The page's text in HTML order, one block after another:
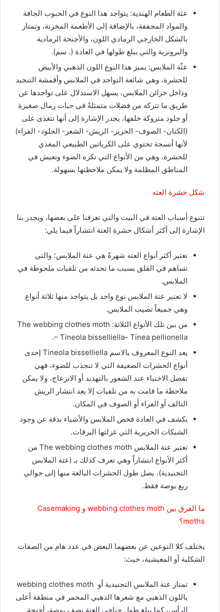
عثة الطعام الهندية: يتواجد هذا النوع في الحبوب الجافة
والمواد المجففة، بالإضافة إلى الأطعمة المخزنة، وتمتاز
بالشكل الخارجي الرمادي اللون، والأجنحة الرمادية
والبرونزية والتي يبلغ طولها في العادة (. سم).
عثّة الملابس: يميز هذا النوع اللون الذهبي والأبيض
للحشرة، وهي شائعة التواجد في الملابس وأقمشة التنجيد
وداخل خزائن الملابس، يسهل الاستدلال على تواجدها عن
طريق ما تتركه من فضلات متمثلةً في حبات رمال صغيرة
أو جلود متروكة خلفها، يجدر الإشارة إلى أنها تتغذى على
(الكتان- الصوف- الحرير- الريش- الشعر- الجلود- الفراء)
لأنها أنسجة تحتوي على الكرياتين الطبيعي المغذي
للحشرة، وهي من الأنواع التي تكره الضوء وتعيش في
المناطق المظلمة ولا يمكن ملاحظتها بسهولة.
شكل حشرة العته
تتنوع أسباب العته في البيت والتي تعرفنا على بعضها، ويجدر بنا
الإشارة إلى أكثر أشكال حشرة العتة انتشاراً فيما يلي:
تعتبر أكثر أنواع العته شهرةً هي عتة الملابس؛ والتي
تساهم في القلق بسبب ما تحدثه من تلفيات ملحوظة في
الملابس.
لا تعتبر عتة الملابس نوع واحد بل يتواجد منها ثلاثة أنواع
وهي جميعاً تصيب الملابس.
من بين تلك الأنواع الثلاثة: The webbing clothes moth
– Tineola bisselliella- Tinea pellionella.
يعد النوع المعروف بالاسم Tineola bisselliella إحدى
أنواع الحشرات الضعيفة التي لا تنجذب للضوء، فهي
تفضل الاختباء عند الشعور بالتهديد أو الانزعاج، ولا يمكن
ملاحظة ما قامت به من تلفيات إلا بعد انتشار الريش
التالف أو الفراء أو الصوف في المكان.
يكشف في العادة فحص الملابس والأشياء بدقة عن وجود
الشبكات الحريرية التي غزلتها اليرقات.
تعتبر عتة الملابس The webbing clothes moth من
أكثر الأنواع انتشاراً وهي تعرف كذلك بـ (عتة الملابس
التجنيدية)، يصل طول الحشرات البالغة منها إلى حوالي
ربع بوصة فقط.
ما الفرق بين webbing clothes moth و Casemaking
moths؟
يختلف كلا النوعين عن بعضهما البعض في عدد هام من الصفات
الشكلية أو المعيشية، حيث:
تمتاز عتة الملابس التجنيدية أو webbing clothes moth
باللون الذهبي مع شعرها الذهبي المحمر في منطقة أعلى
الرأس، كما يبلغ طول جناحي العتة نصف بوصة، أجنحة